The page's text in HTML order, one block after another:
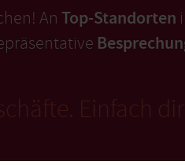
An Top-Standorten
Einfach